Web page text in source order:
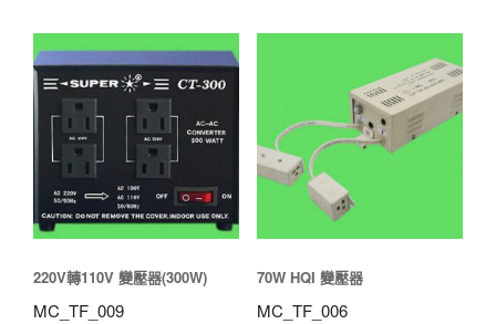
220V轉110V 變壓器(300W)
MC_TF_009
70W HQI 變壓器
MC_TF_006